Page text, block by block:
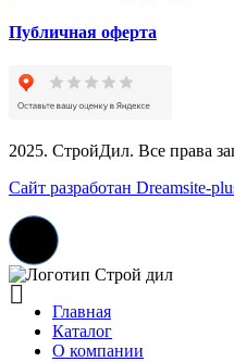
Публичная оферта
2025. СтройДил. Все права
Сайт разработан Dreamsite-
Главная
Каталог
О компании